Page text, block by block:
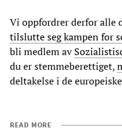
Vi oppfordrer derfor alle
tilslutte seg kampen for
bli medlem av
du er stemmeberettiget,
deltakelse i de
READ MORE